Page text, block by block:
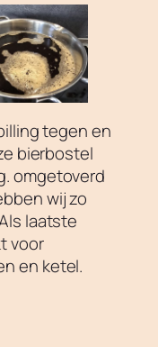
tegen en
bierbostel
omgetoverd
wij zo
laatste
voor
en ketel.